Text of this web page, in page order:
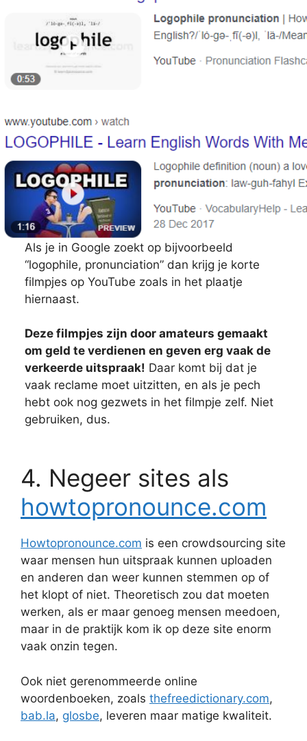
Als je in Google zoekt op bijvoorbeeld
“logophile, pronunciation” dan krijg je korte
filmpjes op YouTube zoals in het plaatje
hiernaast.
Deze filmpjes zijn door amateurs gemaakt
om geld te verdienen en geven erg vaak de
verkeerde uitspraak! Daar komt bij dat je
vaak reclame moet uitzitten, en als je pech
hebt ook nog gezwets in het filmpje zelf. Niet
gebruiken, dus.
4. Negeer sites als
howtopronounce.com
Howtopronounce.com is een crowdsourcing site
waar mensen hun uitspraak kunnen uploaden
en anderen dan weer kunnen stemmen op of
het klopt of niet. Theoretisch zou dat moeten
werken, als er maar genoeg mensen meedoen,
maar in de praktijk kom ik op deze site enorm
vaak onzin tegen.
Ook niet gerenommeerde online
woordenboeken, zoals thefreedictionary.com,
bab.la, glosbe, leveren maar matige kwaliteit.